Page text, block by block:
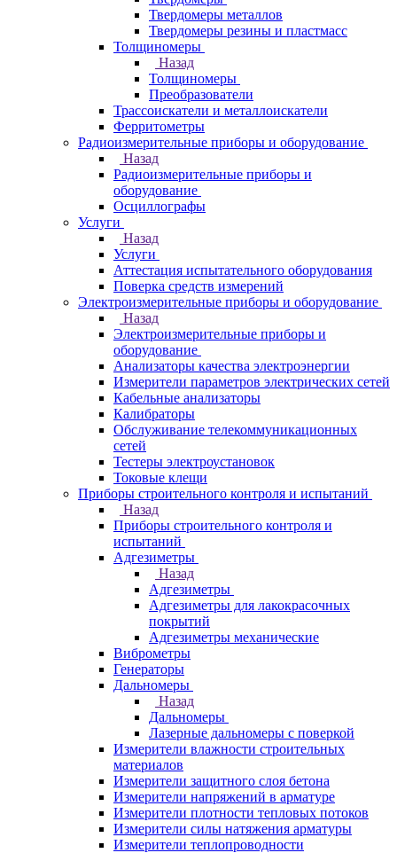
Твердомеры металлов
Твердомеры резины и пластмасс
Толщиномеры
Назад
Толщиномеры
Преобразователи
Трассоискатели и металлоискатели
Ферритометры
Радиоизмерительные приборы и оборудование
Назад
Радиоизмерительные приборы и
оборудование
Осциллографы
Услуги
Назад
Услуги
Аттестация испытательного оборудования
Поверка средств измерений
Электроизмерительные приборы и оборудование
Назад
Электроизмерительные приборы и
оборудование
Анализаторы качества электроэнергии
Измерители параметров электрических сетей
Кабельные анализаторы
Калибраторы
Обслуживание телекоммуникационных
сетей
Тестеры электроустановок
Токовые клещи
Приборы строительного контроля и испытаний
Назад
Приборы строительного контроля и
испытаний
Адгезиметры
Назад
Адгезиметры
Адгезиметры для лакокрасочных
покрытий
Адгезиметры механические
Виброметры
Генераторы
Дальномеры
Назад
Дальномеры
Лазерные дальномеры с поверкой
Измерители влажности строительных
материалов
Измерители защитного слоя бетона
Измерители напряжений в арматуре
Измерители плотности тепловых потоков
Измерители силы натяжения арматуры
Измерители теплопроводности